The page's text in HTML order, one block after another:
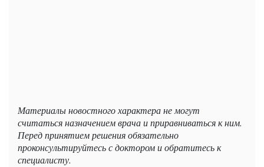
Материалы новостного характера не могут
считаться назначением врача и приравниваться к ним.
Перед принятием решения обязательно
проконсультируйтесь с доктором и обратитесь к
специалисту.